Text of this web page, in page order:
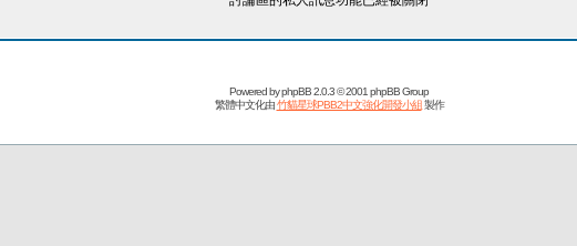
Powered byphpBB2.0.3 © 2001 phpBB Group
繁體中文化由竹貓星球PBB2中文強化開發小組製作